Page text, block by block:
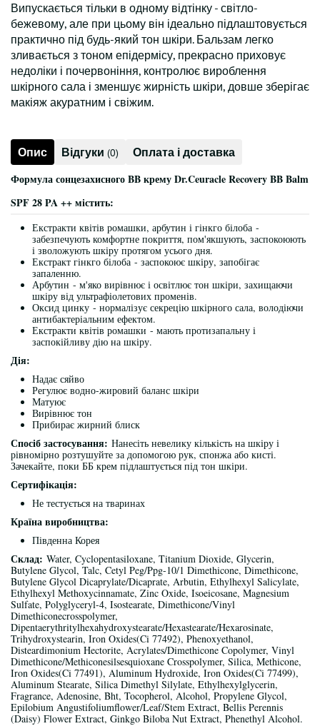
Випускається тільки в одному відтінку - світло-
бежевому, але при цьому він ідеально підлаштовується
практично під будь-який тон шкіри. Бальзам легко
зливається з тоном епідермісу, прекрасно приховує
недоліки і почервоніння, контролює вироблення
шкірного сала і зменшує жирність шкіри, довше зберігає
макіяж акуратним і свіжим.
Опис Відгуки (0) Оплата і доставка
Формула сонцезахисного BB крему Dr.Ceuracle Recovery BB Balm
SPF 28 PA ++ містить:
Екстракти квітів ромашки, арбутин і гінкго білоба -
забезпечують комфортне покриття, пом'якшують, заспокоюють
і зволожують шкіру протягом усього дня.
Екстракт гінкго білоба - заспокоює шкіру, запобігає
запаленню.
Арбутин - м'яко вирівнює і освітлює тон шкіри, захищаючи
шкіру від ультрафіолетових променів.
Оксид цинку - нормалізує секрецію шкірного сала, володіючи
антибактеріальним ефектом.
Екстракти квітів ромашки - мають протизапальну і
заспокійливу дію на шкіру.
Дія:
Надає сяйво
Регулює водно-жировий баланс шкіри
Матуює
Вирівнює тон
Прибирає жирний блиск
Спосіб застосування: Нанесіть невелику кількість на шкіру і
рівномірно розтушуйте за допомогою рук, спонжа або кисті.
Зачекайте, поки ББ крем підлаштується під тон шкіри.
Сертифікація:
Не тестується на тваринах
Країна виробництва:
Південна Корея
Склад: Water, Cyclopentasiloxane, Titanium Dioxide, Glycerin,
Butylene Glycol, Talc, Cetyl Peg/Ppg-10/1 Dimethicone, Dimethicone,
Butylene Glycol Dicaprylate/Dicaprate, Arbutin, Ethylhexyl Salicylate,
Ethylhexyl Methoxycinnamate, Zinc Oxide, Isoeicosane, Magnesium
Sulfate, Polyglyceryl-4, Isostearate, Dimethicone/Vinyl
Dimethiconecrosspolymer,
Dipentaerythritylhexahydroxystearate/Hexastearate/Hexarosinate,
Trihydroxystearin, Iron Oxides(Ci 77492), Phenoxyethanol,
Disteardimonium Hectorite, Acrylates/Dimethicone Copolymer, Vinyl
Dimethicone/Methiconesilsesquioxane Crosspolymer, Silica, Methicone,
Iron Oxides(Ci 77491), Aluminum Hydroxide, Iron Oxides(Ci 77499),
Aluminum Stearate, Silica Dimethyl Silylate, Ethylhexylglycerin,
Fragrance, Adenosine, Bht, Tocopherol, Alcohol, Propylene Glycol,
Epilobium Angustifoliumflower/Leaf/Stem Extract, Bellis Perennis
(Daisy) Flower Extract, Ginkgo Biloba Nut Extract, Phenethyl Alcohol.